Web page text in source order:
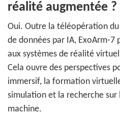
réalité augmentée ?
Oui. Outre la téléopération
de données par IA, ExoArm-
aux systèmes de réalité
Cela ouvre des perspectives
immersif, la formation
simulation et la recherche
machine.